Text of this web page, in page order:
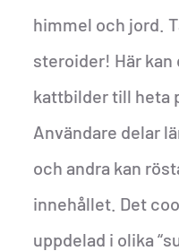
himmel och jord.
steroider! Här
kattbilder till heta
Användare delar
och andra kan
innehållet. Det
uppdelad i olika